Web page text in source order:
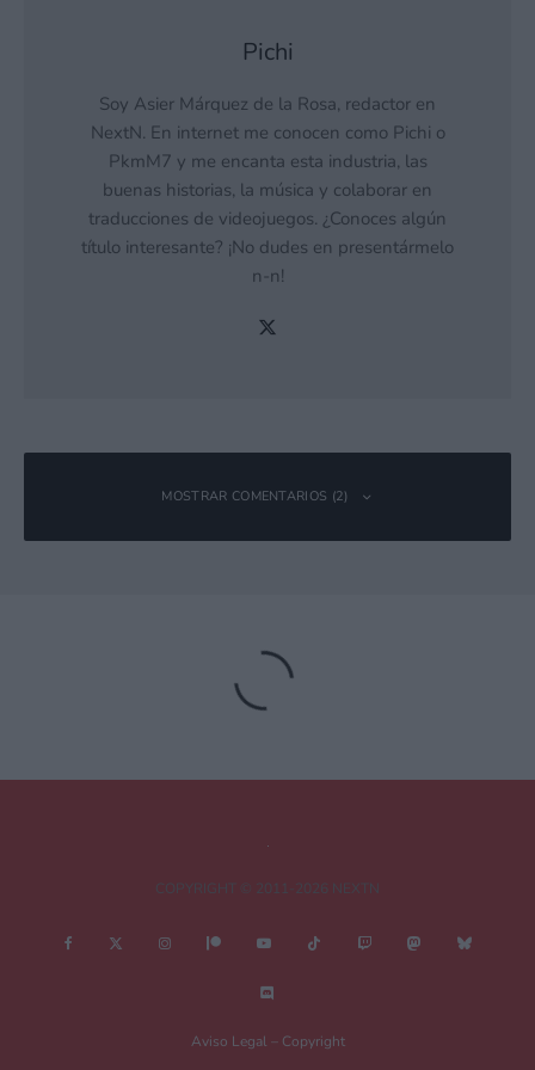
Pichi
Soy Asier Márquez de la Rosa, redactor en
NextN. En internet me conocen como Pichi o
PkmM7 y me encanta esta industria, las
buenas historias, la música y colaborar en
traducciones de videojuegos. ¿Conoces algún
título interesante? ¡No dudes en presentármelo
n-n!
MOSTRAR COMENTARIOS (2)
pero han dicho mas o menos cuando? Tengo el juego en
digital con la expansión y es posible que me lo pase
16 junio, 2026 15:32 a las 15:32
De momento no se han pronunciado acerca de cuándo
que no te sabría responder con seguridad, Gumshoe.
Aviso Legal – Copyright